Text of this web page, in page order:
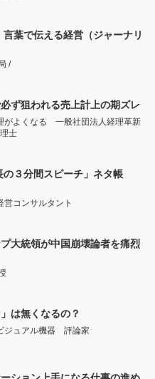
葉で伝える経営（ジャーナリ
/
ず狙われる売上計上の期ズレ
がよくなる 一般社団法人経理革新
士
３分間スピーチ」ネタ帳
営コンサルタント
大統領が中国崩壊論者を痛烈
は無くなるの？
ジュアル機器 評論家